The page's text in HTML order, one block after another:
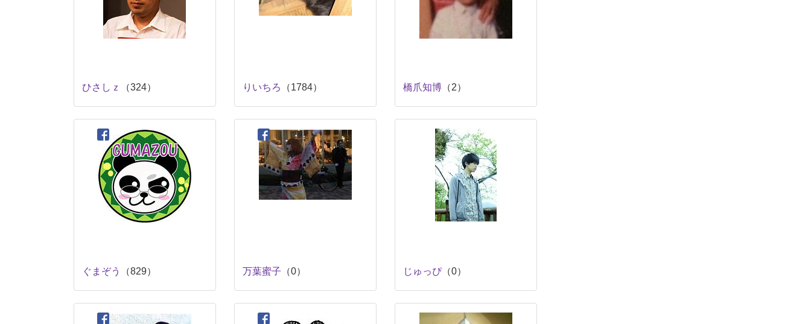
ひさしｚ （324） りいちろ （1784） 橋爪知博（2）
ぐまぞう （829） 万葉蜜子 （0） じゅっぴ（0）